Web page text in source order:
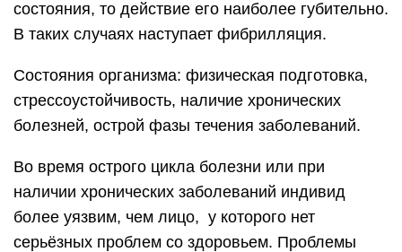
состояния, то действие его наиболее губительно.
В таких случаях наступает фибрилляция.
Состояния организма: физическая подготовка,
стрессоустойчивость, наличие хронических
болезней, острой фазы течения заболеваний.
Во время острого цикла болезни или при
наличии хронических заболеваний индивид
более уязвим, чем лицо, у которого нет
серьёзных проблем со здоровьем. Проблемы